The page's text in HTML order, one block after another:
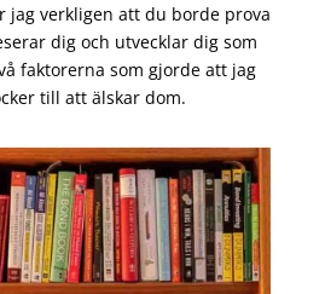
jag verkligen att du borde prova
dig och utvecklar dig som
faktorerna som gjorde att jag
till att älskar dom.